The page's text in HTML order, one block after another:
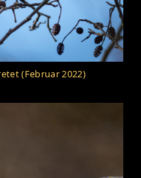
(Februar 2022)